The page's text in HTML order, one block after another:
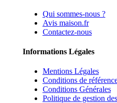
Qui sommes-nous ?
Avis maison.fr
Contactez-nous
Informations Légales
Mentions Légales
Conditions de
Conditions Générales
Politique de gestion